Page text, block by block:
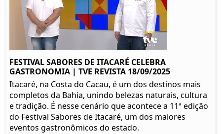
FESTIVAL SABORES DE ITACARÉ CELEBRA
GASTRONOMIA | TVE REVISTA 18/09/2025
Itacaré, na Costa do Cacau, é um dos destinos mais
completos da Bahia, unindo belezas naturais, cultura
e tradição. É nesse cenário que acontece a 11ª edição
do Festival Sabores de Itacaré, um dos maiores
eventos gastronômicos do estado.